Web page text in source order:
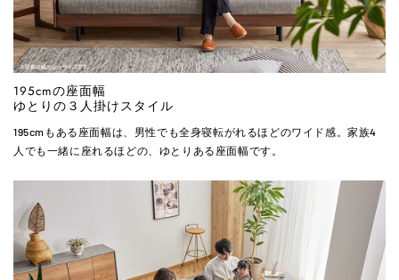
195cmの座面幅
ゆとりの３人掛けスタイル
195cmもある座面幅は、男性でも全身寝転がれるほどのワイド感。家族4
人でも一緒に座れるほどの、ゆとりある座面幅です。